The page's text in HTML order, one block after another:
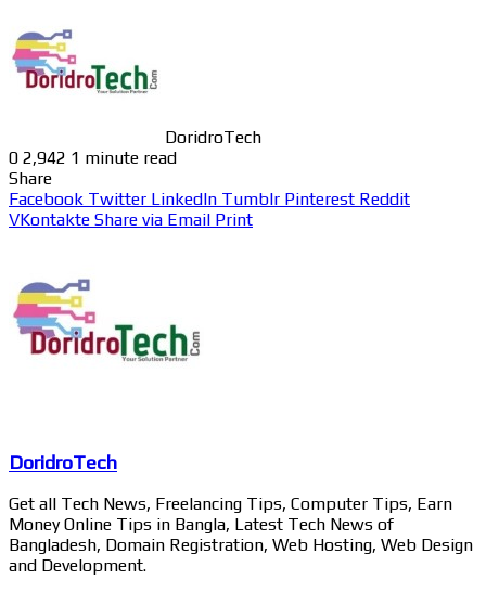
DoridroTech
0 2,942 1 minute read
Share
Facebook Twitter LinkedIn Tumblr Pinterest Reddit
VKontakte Share via Email Print
DoridroTech
Get all Tech News, Freelancing Tips, Computer Tips, Earn
Money Online Tips in Bangla, Latest Tech News of
Bangladesh, Domain Registration, Web Hosting, Web Design
and Development.